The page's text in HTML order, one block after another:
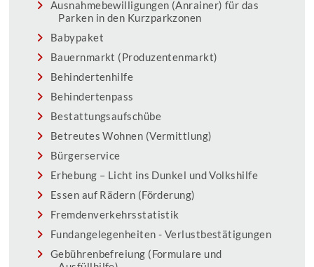
Ausnahmebewilligungen (Anrainer) für das
Parken in den Kurzparkzonen
Babypaket
Bauernmarkt (Produzentenmarkt)
Behindertenhilfe
Behindertenpass
Bestattungsaufschübe
Betreutes Wohnen (Vermittlung)
Bürgerservice
Erhebung – Licht ins Dunkel und Volkshilfe
Essen auf Rädern (Förderung)
Fremdenverkehrsstatistik
Fundangelegenheiten - Verlustbestätigungen
Gebührenbefreiung (Formulare und